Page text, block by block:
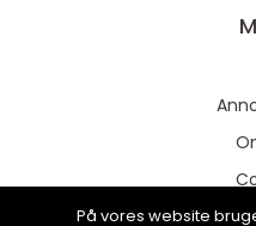
På vores website